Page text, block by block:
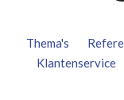
Thema's
Klantenservice